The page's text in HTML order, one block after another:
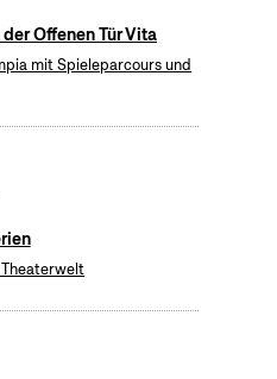
Offenen Tür Vita
mit Spieleparcours und